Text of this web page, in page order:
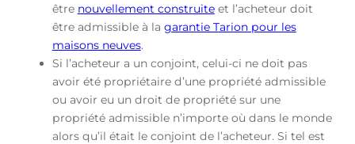
être nouvellement construiteet l’acheteur doit
être admissible à la garantie Tarion pour les
maisons neuves.
Si l’acheteur a un conjoint, celui-ci ne doit pas
avoir été propriétaire d’une propriété admissible
ou avoir eu un droit de propriété sur une
propriété admissible n’importe où dans le monde
alors qu’il était le conjoint de l’acheteur. Si tel est